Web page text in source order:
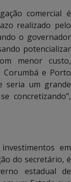
comercial é
realizado pelo
o governador
potencializar
menor custo,
Corumbá e Porto
seria um grande
concretizando”,
em
do secretário, é
estadual de